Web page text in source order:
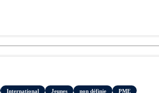
International Jeunes non définie
PME